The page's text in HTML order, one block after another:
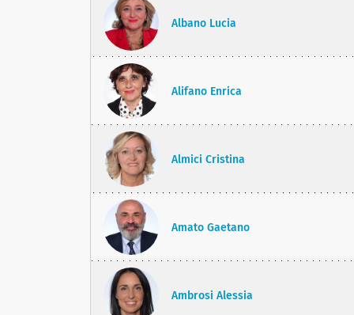
Albano Lucia
Alifano Enrica
Almici Cristina
Amato Gaetano
Ambrosi Alessia